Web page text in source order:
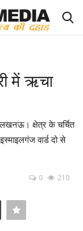
में ऋचा
लखनऊ। क्षेत्र के चर्चित
वार्ड दो से
0 210